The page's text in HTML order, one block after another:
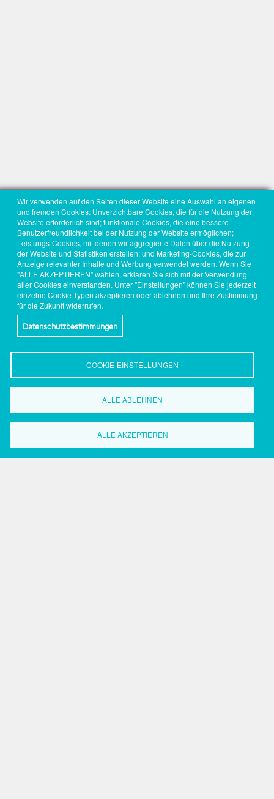
Wir verwenden auf den Seiten dieser Website eine Auswahl an eigenen
und fremden Cookies: Unverzichtbare Cookies, die für die Nutzung der
Website erforderlich sind; funktionale Cookies, die eine bessere
Benutzerfreundlichkeit bei der Nutzung der Website ermöglichen;
Leistungs-Cookies, mit denen wir aggregierte Daten über die Nutzung
der Website und Statistiken erstellen; und Marketing-Cookies, die zur
Anzeige relevanter Inhalte und Werbung verwendet werden. Wenn Sie
"ALLE AKZEPTIEREN" wählen, erklären Sie sich mit der Verwendung
aller Cookies einverstanden. Unter "Einstellungen" können Sie jederzeit
einzelne Cookie-Typen akzeptieren oder ablehnen und Ihre Zustimmung
für die Zukunft widerrufen.
Datenschutzbestimmungen
COOKIE-EINSTELLUNGEN
ALLE ABLEHNEN
ALLE AKZEPTIEREN
Wirtschaftsförderung
Dortmund
44147 Dortmund